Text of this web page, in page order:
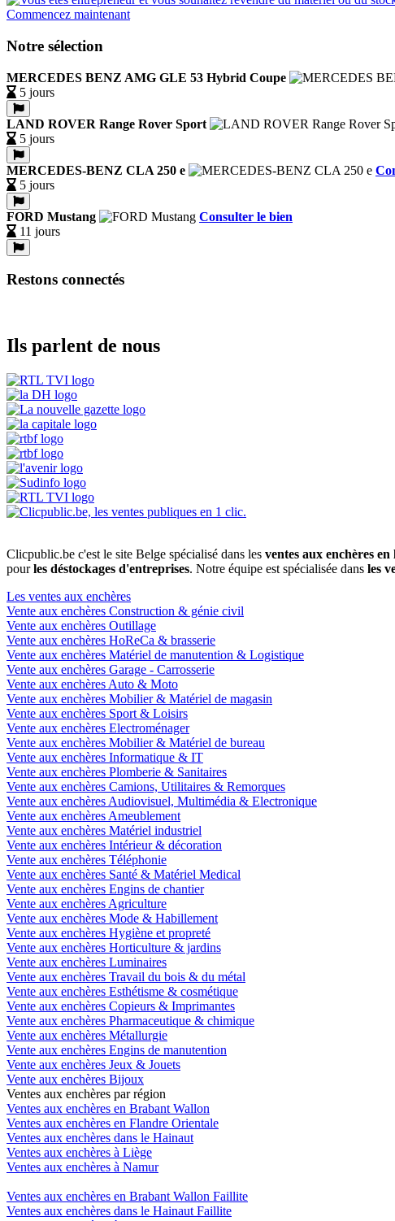
Commencez maintenant
Notre sélection
MERCEDES BENZ AMG GLE 53 Hybrid Coupe
5 jours
LAND ROVER Range Rover Sport
5 jours
MERCEDES-BENZ CLA 250 e
5 jours
FORD Mustang
Consulter le bien
11 jours
Restons connectés
Ils parlent de nous
Clicpublic.be c'est le site Belge spécialisé dans les ventes aux enchères en
pourles déstockages d'entreprises. Notre équipe est spécialisée dans les
Les ventes aux enchères
Vente aux enchères Construction & génie civil
Vente aux enchères Outillage
Vente aux enchères HoReCa & brasserie
Vente aux enchères Matériel de manutention & Logistique
Vente aux enchères Garage - Carrosserie
Vente aux enchères Auto & Moto
Vente aux enchères Mobilier & Matériel de magasin
Vente aux enchères Sport & Loisirs
Vente aux enchères Electroménager
Vente aux enchères Mobilier & Matériel de bureau
Vente aux enchères Informatique & IT
Vente aux enchères Plomberie & Sanitaires
Vente aux enchères Camions, Utilitaires & Remorques
Vente aux enchères Audiovisuel, Multimédia & Electronique
Vente aux enchères Ameublement
Vente aux enchères Matériel industriel
Vente aux enchères Intérieur & décoration
Vente aux enchères Téléphonie
Vente aux enchères Santé & Matériel Medical
Vente aux enchères Engins de chantier
Vente aux enchères Agriculture
Vente aux enchères Mode & Habillement
Vente aux enchères Hygiène et propreté
Vente aux enchères Horticulture & jardins
Vente aux enchères Luminaires
Vente aux enchères Travail du bois & du métal
Vente aux enchères Esthétisme & cosmétique
Vente aux enchères Copieurs & Imprimantes
Vente aux enchères Pharmaceutique & chimique
Vente aux enchères Métallurgie
Vente aux enchères Engins de manutention
Vente aux enchères Jeux & Jouets
Vente aux enchères Bijoux
Ventes aux enchères par région
Ventes aux enchères en Brabant Wallon
Ventes aux enchères en Flandre Orientale
Ventes aux enchères dans le Hainaut
Ventes aux enchères à Liège
Ventes aux enchères à Namur
Ventes aux enchères en Brabant Wallon Faillite
Ventes aux enchères dans le Hainaut Faillite